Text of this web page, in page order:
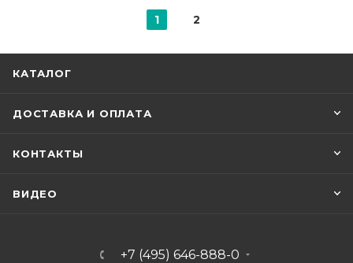
1 2
КАТАЛОГ
ДОСТАВКА И ОПЛАТА
КОНТАКТЫ
ВИДЕО
+7 (495) 646-888-0